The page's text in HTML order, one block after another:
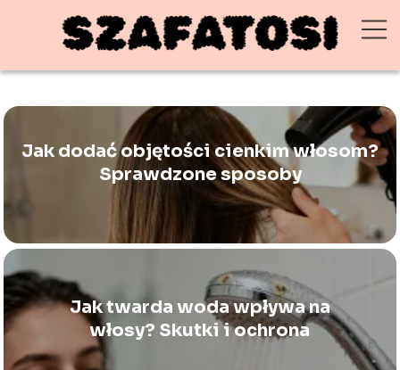
Jak dodać objętości cienkim włosom?
Sprawdzone sposoby
Jak twarda woda wpływa na
włosy? Skutki i ochrona